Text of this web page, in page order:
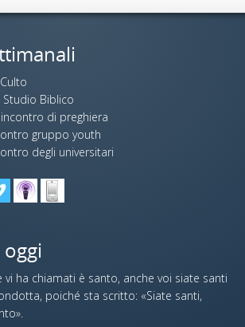
Biblico
di preghiera
gruppo youth
degli universitari
vi ha chiamati è santo, anche voi siate santi
poiché sta scritto: «Siate santi,